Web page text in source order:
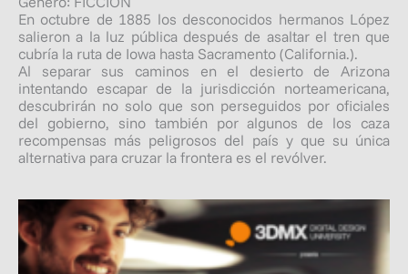
En octubre de 1885 los desconocidos hermanos López
salieron a la luz pública después de asaltar el tren que
cubría la ruta de Iowa hasta Sacramento (California.).
Al separar sus caminos en el desierto de Arizona
intentando escapar de la jurisdicción norteamericana,
descubrirán no solo que son perseguidos por oficiales
del gobierno, sino también por algunos de los caza
recompensas más peligrosos del país y que su única
alternativa para cruzar la frontera es el revólver.